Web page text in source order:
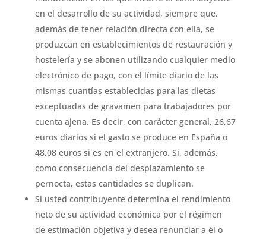
en el desarrollo de su actividad, siempre que,
además de tener relación directa con ella, se
produzcan en establecimientos de restauración y
hostelería y se abonen utilizando cualquier medio
electrónico de pago, con el límite diario de las
mismas cuantías establecidas para las dietas
exceptuadas de gravamen para trabajadores por
cuenta ajena. Es decir, con carácter general, 26,67
euros diarios si el gasto se produce en España o
48,08 euros si es en el extranjero. Si, además,
como consecuencia del desplazamiento se
pernocta, estas cantidades se duplican.
Si usted contribuyente determina el rendimiento
neto de su actividad económica por el régimen
de estimación objetiva y desea renunciar a él o